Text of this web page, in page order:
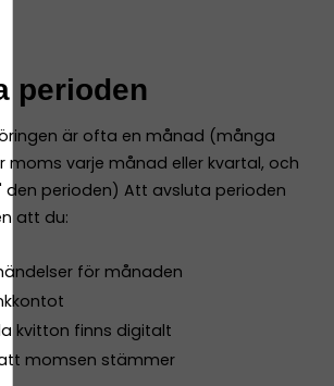
perioden
är ofta en månad (många
moms varje månad eller kvartal, och
perioden) Att avsluta perioden
att du:
för månaden
kvitton finns digitalt
momsen stämmer